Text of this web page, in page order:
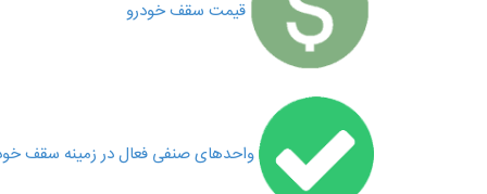
قیمت سقف خودرو
واحدهای صنفی فعال در زمینه سقف